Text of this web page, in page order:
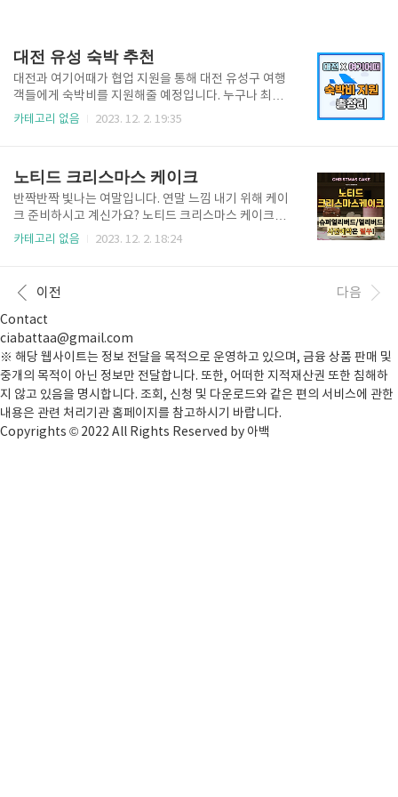
대전 유성 숙박 추천
대전과 여기어때가 협업 지원을 통해 대전 유성구 여행
객들에게 숙박비를 지원해줄 예정입니다. 누구나 최대
5만 원까지 받을 수 있는 큰 혜택을 준다는 점에 관심이
공되며, 쿠폰 발급 후 호텔 예약을 완료해야 할인 혜택
을 받을 수 있습니다. 또한, 발급된 쿠폰은 사용하지 않
을 때 회수됩니다. 해당 기간 동안 호텔 예약 시 호텔별
로 3만 원씩 25장의 할인 쿠폰만 제공됩니다. 또한, 11
월 30일(목)부터 12월 3일(일)까지의 기간 동안 호텔별
일은 11월 22일(수) 오전 10시부터 12월 ..
카테고리 없음 2023. 12. 2. 19:35
노티드 크리스마스 케이크
반짝반짝 빛나는 여말입니다. 연말 느낌 내기 위해 케이
크 준비하시고 계신가요? 노티드 크리스마스 케이크가
성탄절을 맞이하여 신제품이 출시되었습니다. 2차에 걸
해야 하는 거 다들 아시죠?? 지금 바로 예약하세요! 노
티드 크리스마스 케이크 종류 2023 노티드 크리스마스
케이크가 1차, 2차에 나뉘어 출시됩니다! 달콤하고 귀
여운 케이크가 정말 기대됩니다. 지금 바로 1차, 2차 노
티드 케이크가 어떻게 다른지 알아볼까요? 1차 출시 케
이크 노티드 크리스마스 케이크의 1차 출시일은 11월
28일입니다. 1차 출시일에는 총 4종류로 매장에서 당
일에 바로 구매도 가능합니다. 그럼 노티드 크리스마스
케이크의 1차 ..
카테고리 없음 2023. 12. 2. 18:24
이전 다음
Contact
ciabattaa@gmail.com
※ 해당 웹사이트는 정보 전달을 목적으로 운영하고 있으며, 금융 상품 판매 및
중개의 목적이 아닌 정보만 전달합니다. 또한, 어떠한 지적재산권 또한 침해하
지 않고 있음을 명시합니다. 조회, 신청 및 다운로드와 같은 편의 서비스에 관한
내용은 관련 처리기관 홈페이지를 참고하시기 바랍니다.
Copyrights © 2022 All Rights Reserved by 아백